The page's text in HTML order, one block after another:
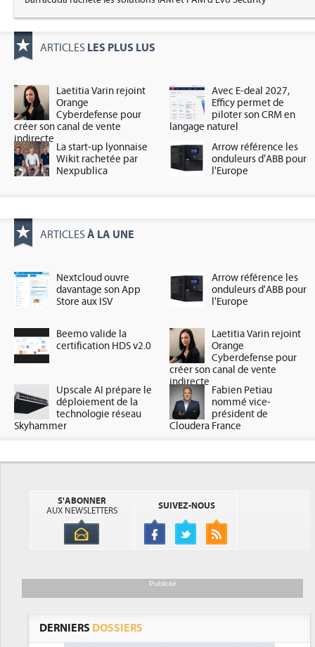
ARTICLES LES PLUS LUS
Laetitia Varin rejoint
Orange
Cyberdefense pour
créer son canal de vente
indirecte
Avec E-deal 2027,
Efficy permet de
piloter son CRM en
langage naturel
La start-up lyonnaise
Wikit rachetée par
Nexpublica
Arrow référence les
onduleurs d'ABB pour
l'Europe
ARTICLES À LA UNE
Nextcloud ouvre
davantage son App
Store aux ISV
Arrow référence les
onduleurs d'ABB pour
l'Europe
Beemo valide la
certification HDS v2.0
Laetitia Varin rejoint
Orange
Cyberdefense pour
créer son canal de vente
indirecte
Upscale AI prépare le
déploiement de la
technologie réseau
Skyhammer
Fabien Petiau
nommé vice-
président de
Cloudera France
S'ABONNER
AUX NEWSLETTERS
SUIVEZ-NOUS
Publicité
DERNIERS DOSSIERS